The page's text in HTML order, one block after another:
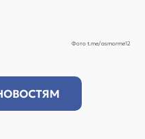
Фото t.me/asmorme12